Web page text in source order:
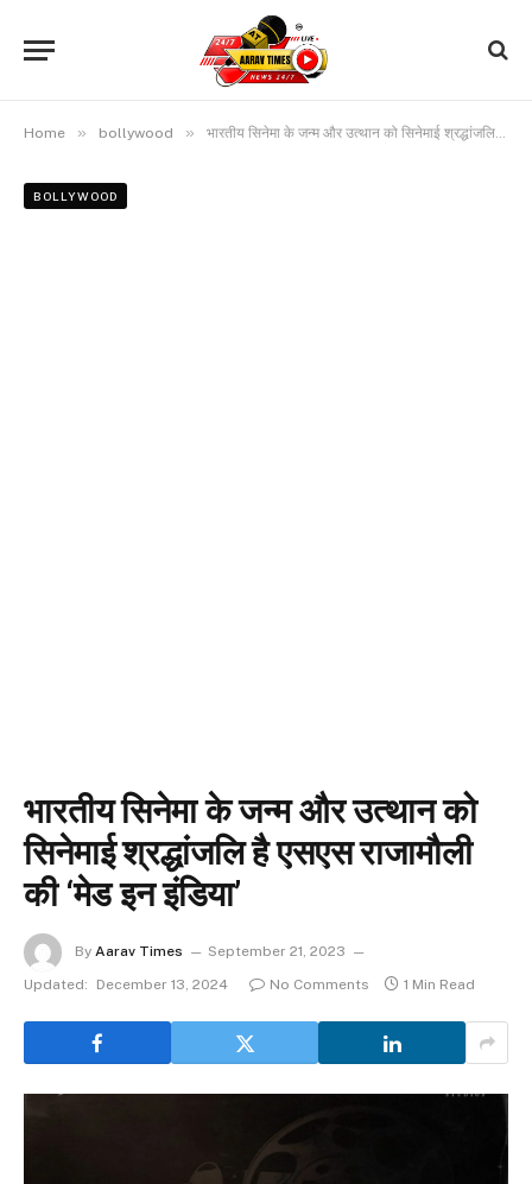
Home » bollywood » भारतीय सिनेमा के जन्म और उत्थान को सिनेमाई श्रद्धांजलि है एसएस राजामौली की ‘मेड इन इंडिया’
BOLLYWOOD
भारतीय सिनेमा के जन्म और उत्थान को
सिनेमाई श्रद्धांजलि है एसएस राजामौली
की ‘मेड इन इंडिया’
By Aarav Times
September 21, 2023
Updated:
December 13, 2024 No Comments 1 Min Read